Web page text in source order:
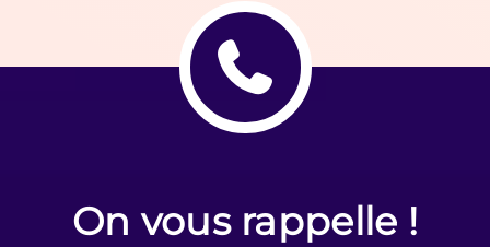
On vous rappelle !